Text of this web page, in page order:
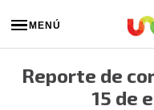
MENÚ
Reporte de
15 de